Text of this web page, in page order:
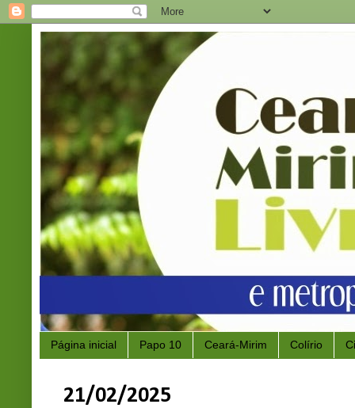
Página inicial Papo 10 Ceará-Mirim Colírio
21/02/2025